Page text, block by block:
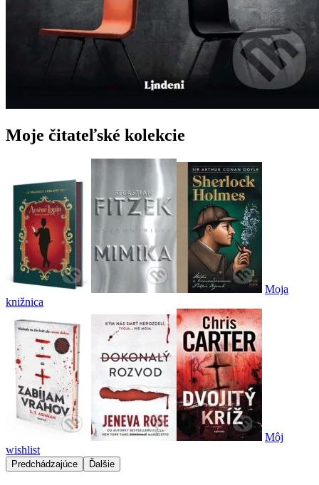
Moje čitateľské kolekcie
Moja
knižnica
Môj
wishlist
Predchádzajúce Ďalšie